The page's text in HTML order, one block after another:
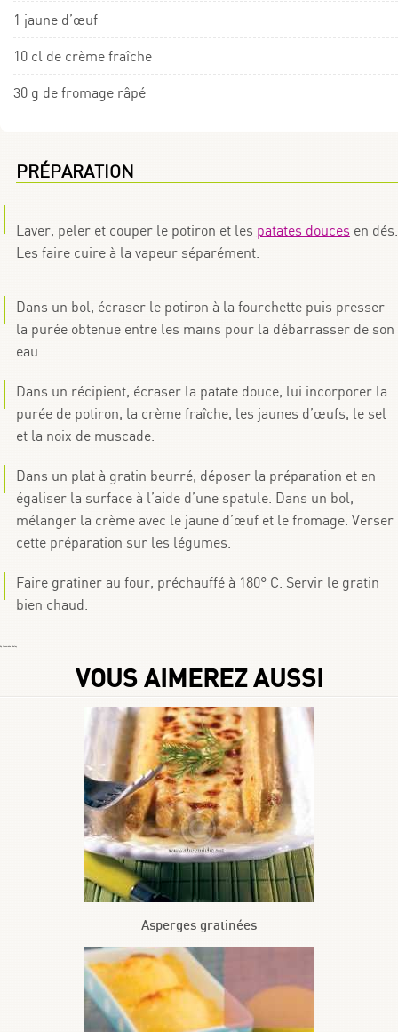
1 jaune d’œuf
10 cl de crème fraîche
30 g de fromage râpé
PRÉPARATION
Laver, peler et couper le potiron et les patates douces en dés.
Les faire cuire à la vapeur séparément.
Dans un bol, écraser le potiron à la fourchette puis presser
la purée obtenue entre les mains pour la débarrasser de son
eau.
Dans un récipient, écraser la patate douce, lui incorporer la
purée de potiron, la crème fraîche, les jaunes d’œufs, le sel
et la noix de muscade.
Dans un plat à gratin beurré, déposer la préparation et en
égaliser la surface à l’aide d’une spatule. Dans un bol,
mélanger la crème avec le jaune d’œuf et le fromage. Verser
cette préparation sur les légumes.
Faire gratiner au four, préchauffé à 180° C. Servir le gratin
bien chaud.
VOUS AIMEREZ AUSSI
Asperges gratinées